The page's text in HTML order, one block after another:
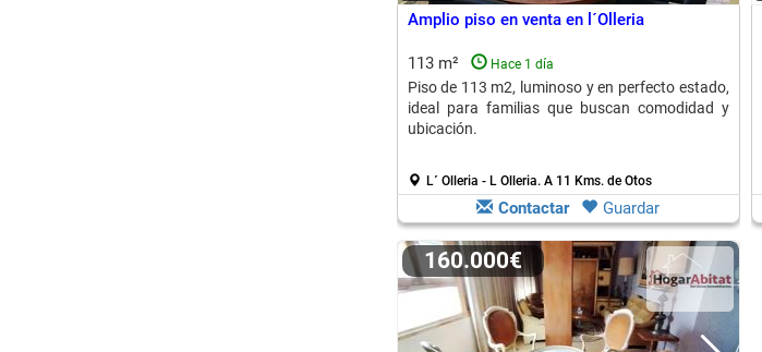
Amplio piso en venta en l´Olleria
113 m² Hace 1 día
Piso de 113 m2, luminoso y en perfecto estado,
ideal para familias que buscan comodidad y
ubicación.
L´ Olleria - L Olleria. A 11 Kms. de Otos
Contactar Guardar
160.000€